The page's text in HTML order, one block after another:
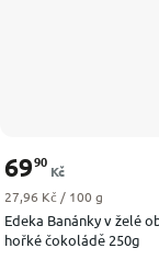
Edeka Banánky v želé
hořké čokoládě 250g
6990
Kč
Měrná cena:
27,96 Kč / 100 g